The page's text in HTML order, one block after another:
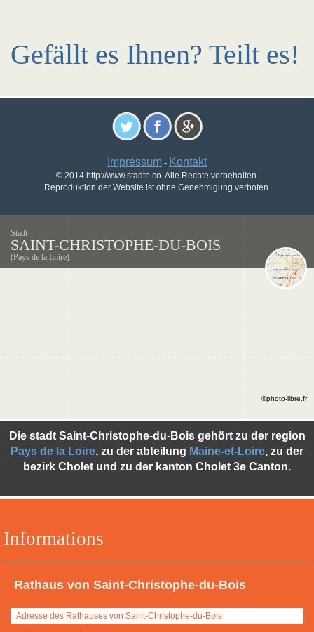
Gefällt es Ihnen? Teilt es!
Impressum - Kontakt
© 2014 http://www.stadte.co. Alle Rechte vorbehalten.
Reproduktion der Website ist ohne Genehmigung verboten.
Stadt
SAINT-CHRISTOPHE-DU-BOIS
(Pays de la Loire)
Informations
Rathaus von Saint-Christophe-du-Bois
Adresse des Rathauses von Saint-Christophe-du-Bois
Die stadt Saint-Christophe-du-Bois gehört zu der region
Pays de la Loire, zu der abteilung Maine-et-Loire, zu der
bezirk Cholet und zu der kanton Cholet 3e Canton.
©photo-libre.fr